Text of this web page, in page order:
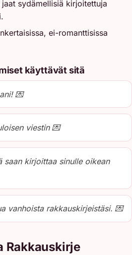
sydämellisiä kirjoitettuja
ei-romanttisissa
käyttävät sitä
💌
viestin 💌
saan kirjoittaa sinulle oikean
vanhoista rakkauskirjeistäsi. 💌
Rakkauskirje